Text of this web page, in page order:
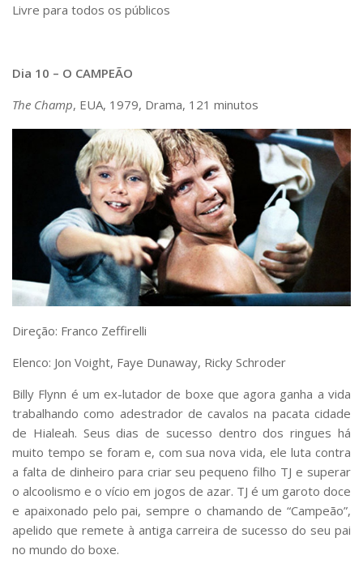
Livre para todos os públicos
Dia 10 – O CAMPEÃO
The Champ, EUA, 1979, Drama, 121 minutos
Direção: Franco Zeffirelli
Elenco: Jon Voight, Faye Dunaway, Ricky Schroder
Billy Flynn é um ex-lutador de boxe que agora ganha a vida
trabalhando como adestrador de cavalos na pacata cidade
de Hialeah. Seus dias de sucesso dentro dos ringues há
muito tempo se foram e, com sua nova vida, ele luta contra
a falta de dinheiro para criar seu pequeno filho TJ e superar
o alcoolismo e o vício em jogos de azar. TJ é um garoto doce
e apaixonado pelo pai, sempre o chamando de “Campeão”,
apelido que remete à antiga carreira de sucesso do seu pai
no mundo do boxe.